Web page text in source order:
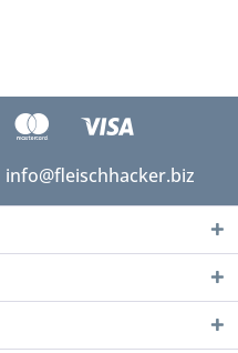
info@fleischhacker.biz